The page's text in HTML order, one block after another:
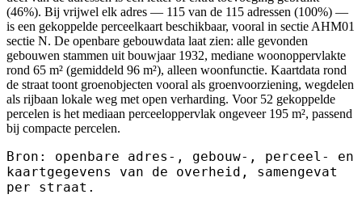
(46%). Bij vrijwel elk adres — 115 van de 115 adressen (100%) —
is een gekoppelde perceelkaart beschikbaar, vooral in sectie AHM01
sectie N. De openbare gebouwdata laat zien: alle gevonden
gebouwen stammen uit bouwjaar 1932, mediane woonoppervlakte
rond 65 m² (gemiddeld 96 m²), alleen woonfunctie. Kaartdata rond
de straat toont groenobjecten vooral als groenvoorziening, wegdelen
als rijbaan lokale weg met open verharding. Voor 52 gekoppelde
percelen is het mediaan perceeloppervlak ongeveer 195 m², passend
bij compacte percelen.
Bron: openbare adres-, gebouw-, perceel- en
kaartgegevens van de overheid, samengevat
per straat.